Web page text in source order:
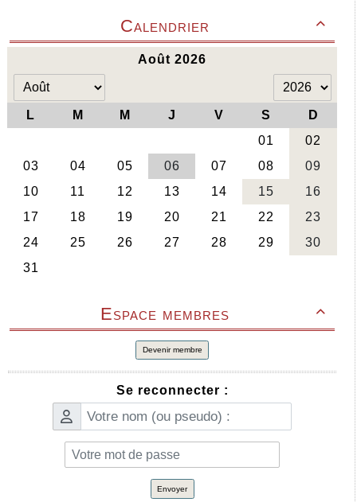

Calendrier

Espace membres
Devenir membre
Se reconnecter :
Envoyer